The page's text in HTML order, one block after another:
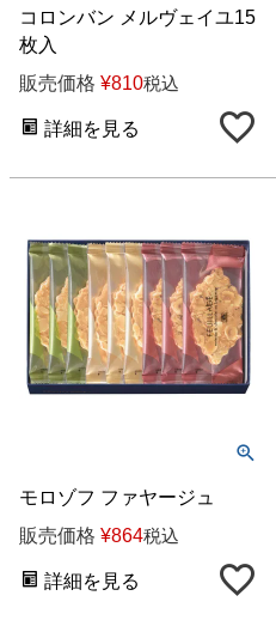
コロンバン メルヴェイユ15
枚入
販売価格 ¥810税込
詳細を見る
モロゾフ ファヤージュ
販売価格 ¥864税込
詳細を見る